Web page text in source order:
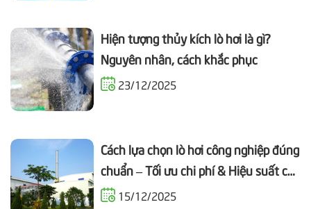
Hiện tượng thủy kích lò hơi là gì?
Nguyên nhân, cách khắc phục
23/12/2025
Cách lựa chọn lò hơi công nghiệp đúng
chuẩn – Tối ưu chi phí & Hiệu suất cho
Doanh nghiệp
15/12/2025